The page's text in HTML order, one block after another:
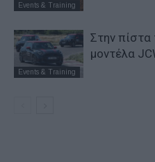
Events & Training
Events & Training
Στην
μοντέλα